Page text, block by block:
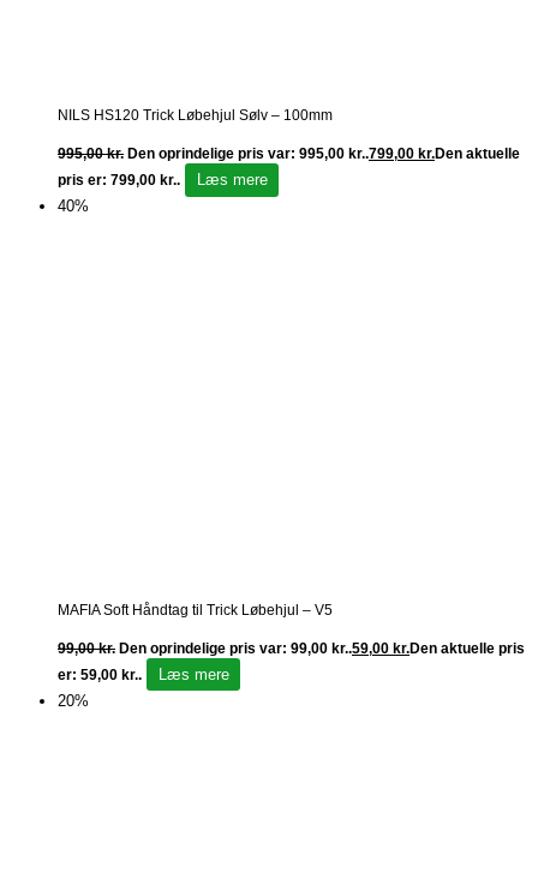
NILS HS120 Trick Løbehjul Sølv – 100mm
995,00kr. Den oprindelige pris var: 995,00 kr..799,00 kr.Den aktuelle
pris er: 799,00 kr..
Læs mere
40%
MAFIA Soft Håndtag til Trick Løbehjul – V5
99,00kr. Den oprindelige pris var: 99,00 kr..59,00 kr.Den aktuelle pris
er: 59,00 kr..
Læs mere
20%